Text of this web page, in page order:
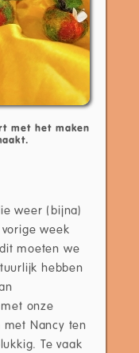
met het maken
weer (bijna)
week
moeten we
hebben
onze
met Nancy ten
Te vaak